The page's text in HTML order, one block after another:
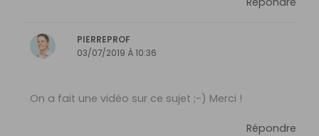
PIERREPROF
03/07/2019 À 10:36
On a fait une vidéo sur ce sujet ;-) Merci !
Répondre